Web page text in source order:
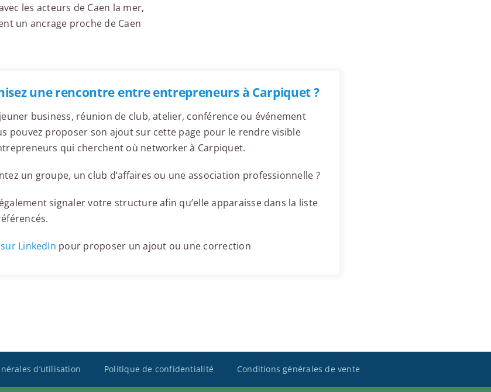
les acteurs de Caen la mer,
un ancrage proche de Caen
une rencontre entre entrepreneurs à Carpiquet ?
business, réunion de club, atelier, conférence ou événement
pouvez proposer son ajout sur cette page pour le rendre visible
qui cherchent où networker à Carpiquet.
un groupe, un club d’affaires ou une association professionnelle ?
signaler votre structure afin qu’elle apparaisse dans la liste
LinkedIn pour proposer un ajout ou une correction
d’utilisation Politique de confidentialité Conditions générales de vente